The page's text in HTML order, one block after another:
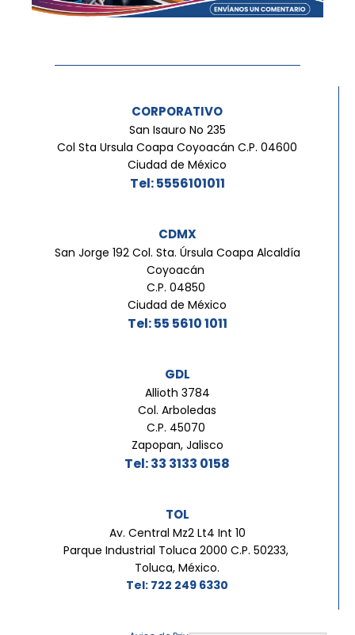
CORPORATIVO
San Isauro No 235
Col Sta Ursula Coapa Coyoacán C.P. 04600
Ciudad de México
Tel: 5556101011
CDMX
San Jorge 192 Col. Sta. Úrsula Coapa Alcaldía
Coyoacán
C.P. 04850
Ciudad de México
Tel: 55 5610 1011
GDL
Allioth 3784
Col. Arboledas
C.P. 45070
Zapopan, Jalisco
Tel: 33 3133 0158
TOL
Av. Central Mz2 Lt4 Int 10
Parque Industrial Toluca 2000 C.P. 50233,
Toluca, México.
Tel: 722 249 6330